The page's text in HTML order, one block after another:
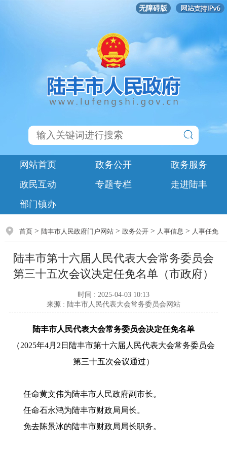
无障碍版
网站首页 政务公开
政务服务
政民互动
专题专栏
走进陆丰
部门镇办
首页> 陆丰市人民政府门户网站> 政务公开> 人事信息 > 人事任免
陆丰市第十六届人民代表大会常务委员会
第三十五次会议决定任免名单（市政府）
时间 : 2025-04-03 10:13
来源 : 陆丰市人民代表大会常务委员会网站
陆丰市人民代表大会常务委员会决定任免名单
（2025年4月2日陆丰市第十六届人民代表大会常务委员会
第三十五次会议通过）
任命黄文伟为陆丰市人民政府副市长。
任命石永鸿为陆丰市财政局局长。
免去陈景冰的陆丰市财政局局长职务。